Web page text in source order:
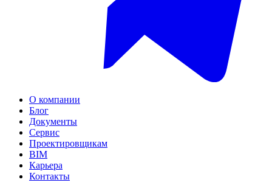
О компании
Блог
Документы
Сервис
Проектировщикам
BIM
Карьера
Контакты